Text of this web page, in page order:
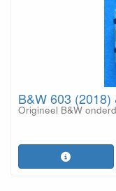
B&W 603
Origineel B&W